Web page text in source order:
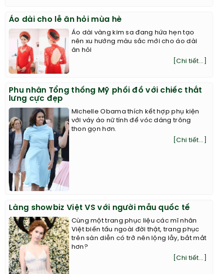
Áo dài cho lễ ăn hỏi mùa hè
Áo dài vàng kim sa đang hứa hẹn tạo
nên xu hướng màu sắc mới cho áo dài
ăn hỏi
[Chi tiết...]
Phu nhân Tổng thống Mỹ phối đồ với chiếc thắt
lưng cực đẹp
Michelle Obama thích kết hợp phụ kiện
với váy áo nữ tính để vóc dáng trông
thon gọn hơn.
[Chi tiết...]
Làng showbiz Việt VS với người mẫu quốc tế
Cùng một trang phục liệu các mĩ nhân
Việt biến tấu ngoài đời thật, trang phục
trên sàn diễn có trở nên lộng lẫy, bắt mắt
hơn?
[Chi tiết...]